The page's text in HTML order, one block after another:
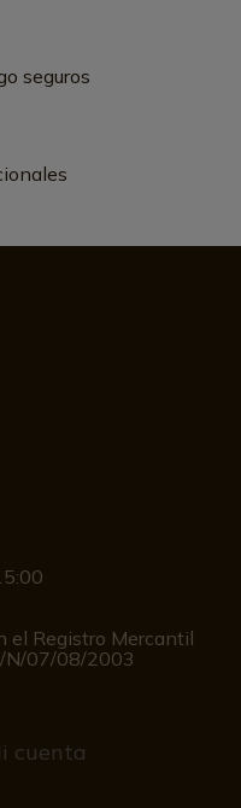
seguros
el Registro Mercantil
N/07/08/2003
cuenta